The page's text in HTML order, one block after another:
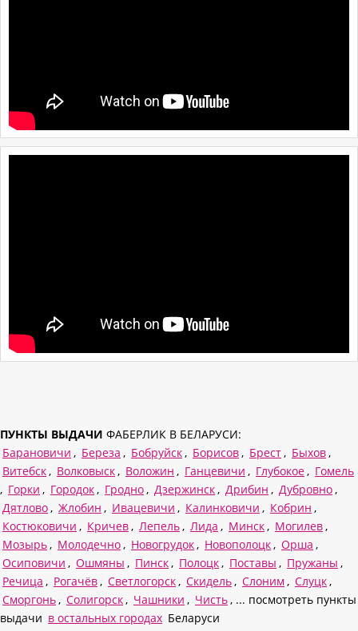
ПУНКТЫ ВЫДАЧИ ФАБЕРЛИК В БЕЛАРУСИ:
Барановичи , Береза , Бобруйск , Борисов , Брест , Быхов ,
Витебск , Волковыск , Воложин , Ганцевичи , Глубокое , Гомель
, Горки , Городок , Гродно , Дзержинск , Дрибин , Дубровно ,
Дятлово , Жлобин , Ивацевичи , Калинковичи , Кобрин ,
Костюковичи , Кричев , Лепель , Лида , Минск , Могилев ,
Мозырь , Молодечно , Новогрудок , Новополоцк , Орша ,
Осиповичи , Ошмяны , Пинск , Полоцк , Поставы , Пружаны ,
Речица , Рогачёв , Светлогорск , Скидель , Слоним , Слуцк ,
Сморгонь , Солигорск , Чашники , Чисть , ... посмотреть пункты
выдачи в остальных городах Беларуси